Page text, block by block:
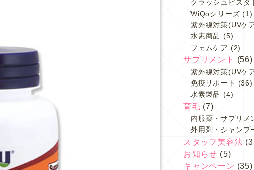
グラッシュビスタ
WiQoシリーズ (1)
紫外線対策(UVケ
水素商品 (5)
フェムケア (2)
サプリメント (56)
紫外線対策(UVケ
免疫サポート
(36)
水素製品 (4)
育毛 (7)
内服薬・サプリメ
外用剤・シャンプ
スタッフ美容法
お知らせ (5)
キャンペーン (35)